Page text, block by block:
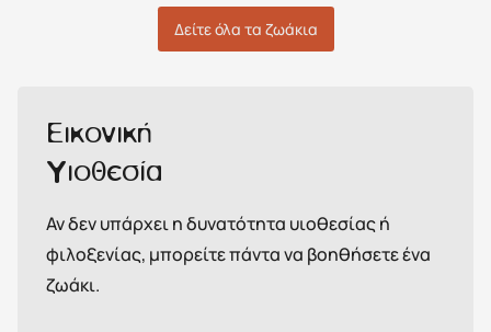
Δείτε όλα τα ζωάκια
Εικονική
Υιοθεσία
Αν δεν υπάρχει η δυνατότητα υιοθεσίας ή
φιλοξενίας, μπορείτε πάντα να βοηθήσετε ένα
ζωάκι.